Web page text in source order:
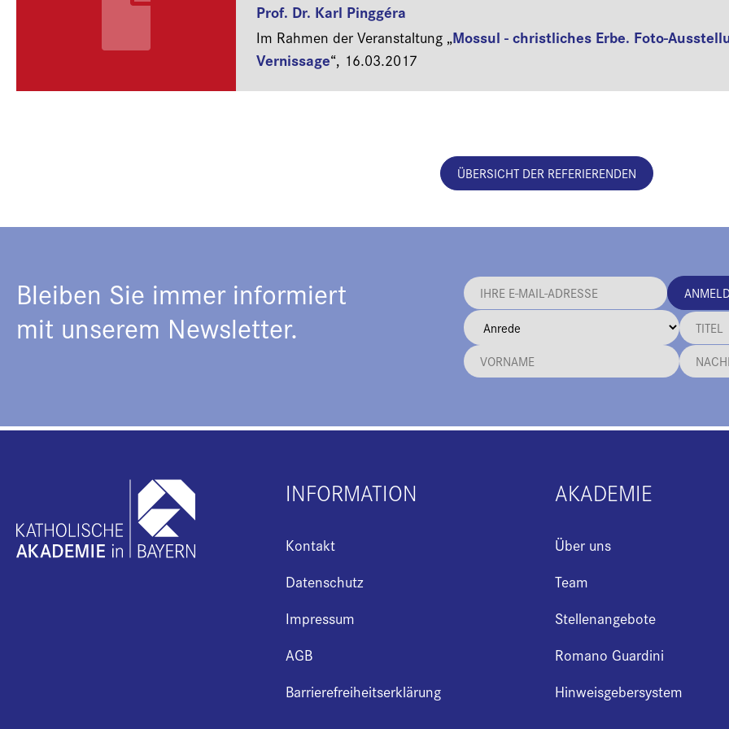
Prof. Dr. Karl Pinggéra
Im Rahmen der Veranstaltung „Mossul - christliches Erbe. Foto-
Vernissage“, 16.03.2017
ÜBERSICHT DER REFERIERENDEN
Bleiben Sie immer informiert
mit unserem Newsletter.
INFORMATION
Kontakt
Datenschutz
Impressum
AGB
Barrierefreiheitserklärung
AKADEMIE
Über uns
Team
Stellenangebote
Romano Guardini
Hinweisgebersystem